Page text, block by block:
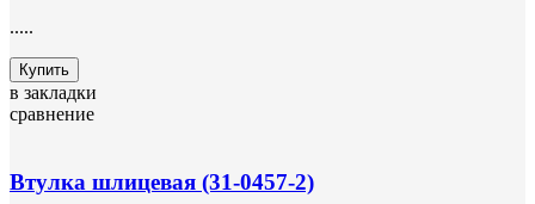
.....
Купить
в закладки
сравнение
Втулка шлицевая (31-0457-2)